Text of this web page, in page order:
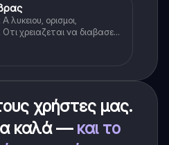
ορισμοι,
χρειαζεται να διαβασεις
της αλγεβρας.
χρήστες μας.
καλά — και το